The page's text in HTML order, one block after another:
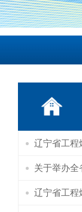
辽宁省工程
关于举办全
辽宁省工程